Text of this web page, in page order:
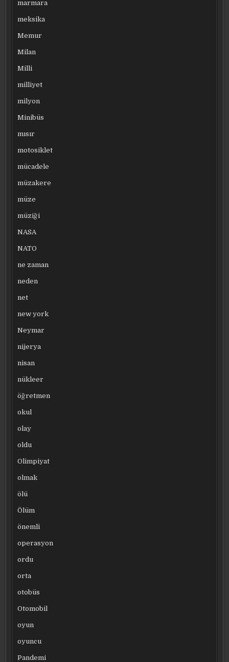
marmara
meksika
Memur
Milan
Milli
milliyet
milyon
Minibüs
mısır
motosiklet
mücadele
müzakere
müze
müziği
NASA
NATO
ne zaman
neden
net
new york
Neymar
nijerya
nisan
nükleer
öğretmen
okul
olay
oldu
Olimpiyat
olmak
ölü
Ölüm
önemli
operasyon
ordu
orta
otobüs
Otomobil
oyun
oyuncu
Pandemi